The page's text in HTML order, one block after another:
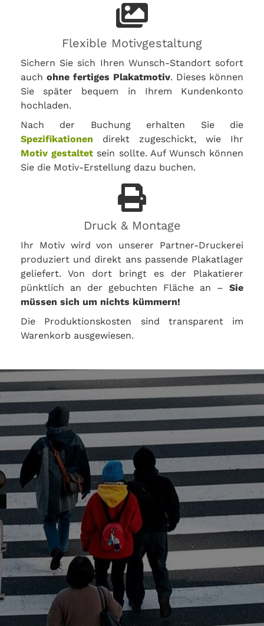
Flexible Motivgestaltung
Sichern Sie sich Ihren Wunsch-Standort sofort
auch ohne fertiges Plakatmotiv. Dieses können
Sie später bequem in Ihrem Kundenkonto
hochladen.
Nach der Buchung erhalten Sie die
Spezifikationen direkt zugeschickt, wie Ihr
Motiv gestaltet sein sollte. Auf Wunsch können
Sie die Motiv-Erstellung dazu buchen.
Druck & Montage
Ihr Motiv wird von unserer Partner-Druckerei
produziert und direkt ans passende Plakatlager
geliefert. Von dort bringt es der Plakatierer
pünktlich an der gebuchten Fläche an – Sie
müssen sich um nichts kümmern!
Die Produktionskosten sind transparent im
Warenkorb ausgewiesen.